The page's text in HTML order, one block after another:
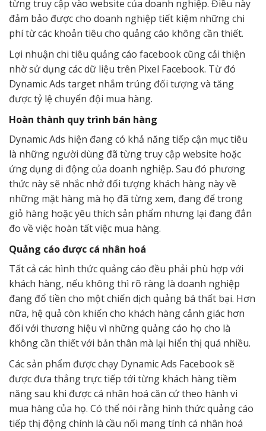
từng truy cập vào website của doanh nghiệp. Điều này
đảm bảo được cho doanh nghiệp tiết kiệm những chi
phí từ các khoản tiêu cho quảng cáo không cần thiết.
Lợi nhuận chi tiêu quảng cáo facebook cũng cải thiện
nhờ sử dụng các dữ liệu trên Pixel Facebook. Từ đó
Dynamic Ads target nhắm trúng đối tượng và tăng
được tỷ lệ chuyển đội mua hàng.
Hoàn thành quy trình bán hàng
Dynamic Ads hiện đang có khả năng tiếp cận mục tiêu
là những người dùng đã từng truy cập website hoặc
ứng dụng di động của doanh nghiệp. Sau đó phương
thức này sẽ nhắc nhở đối tượng khách hàng này về
những mặt hàng mà họ đã từng xem, đang để trong
giỏ hàng hoặc yêu thích sản phẩm nhưng lại đang đắn
đo về việc hoàn tất việc mua hàng.
Quảng cáo được cá nhân hoá
Tất cả các hình thức quảng cáo đều phải phù hợp với
khách hàng, nếu không thì rõ ràng là doanh nghiệp
đang đổ tiền cho một chiến dịch quảng bá thất bại. Hơn
nữa, hệ quả còn khiến cho khách hàng cảnh giác hơn
đối với thương hiệu vì những quảng cáo họ cho là
không cần thiết với bản thân mà lại hiển thị quá nhiều.
Các sản phẩm được chạy Dynamic Ads Facebook sẽ
được đưa thẳng trực tiếp tới từng khách hàng tiềm
năng sau khi được cá nhân hoá căn cứ theo hành vi
mua hàng của họ. Có thể nói rằng hình thức quảng cáo
tiếp thị động chính là cầu nối mang tính cá nhân hoá